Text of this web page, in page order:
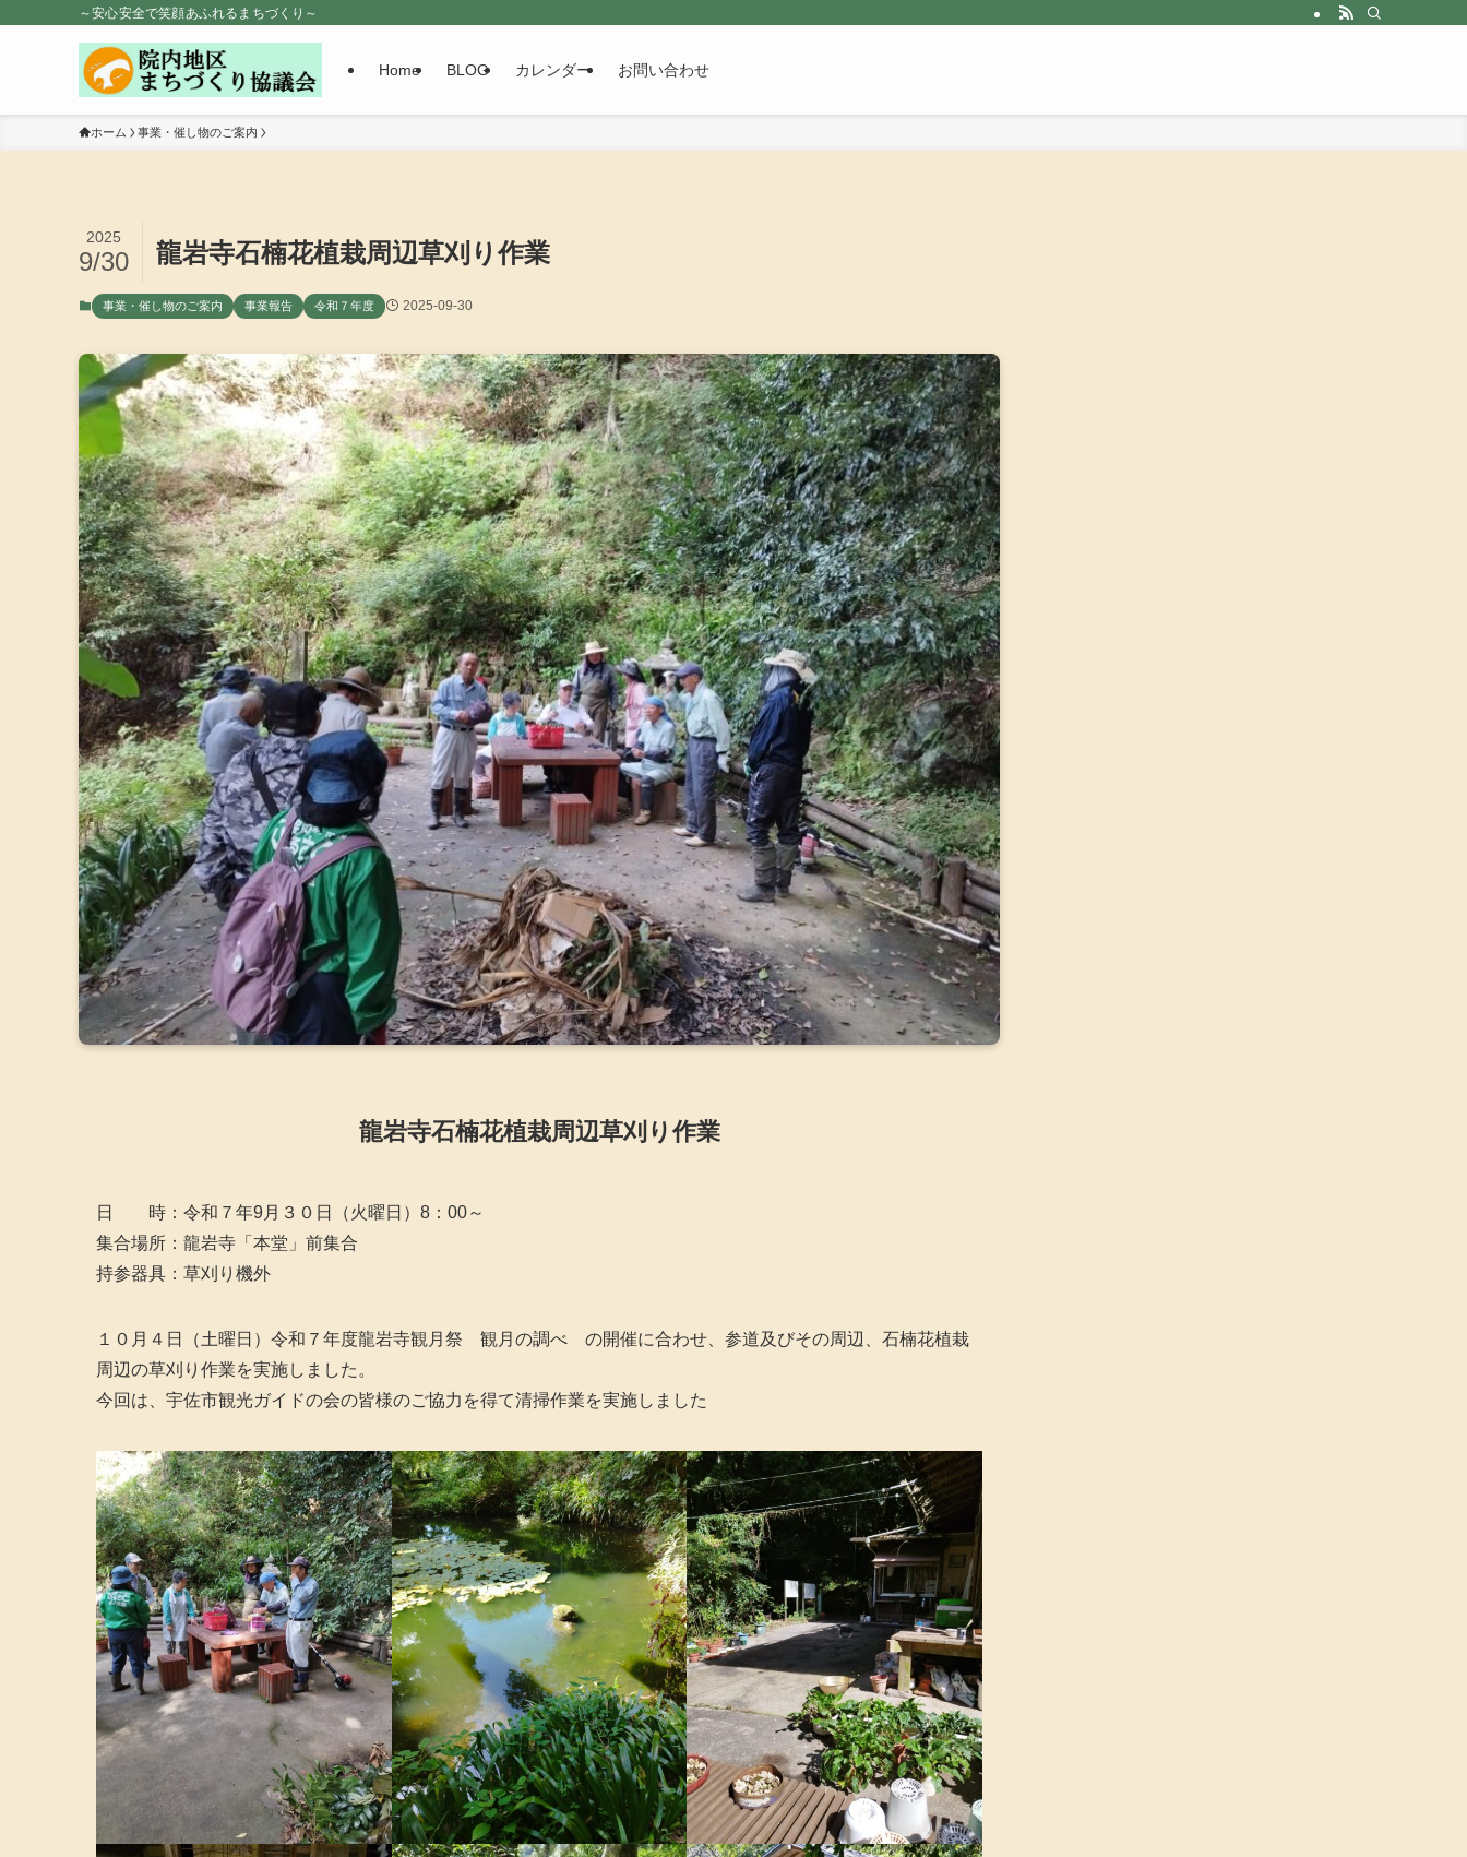
～安心安全で笑顔あふれるまちづくり～
Home BLOG カレンダー お問い合わせ
ホーム 事業・催し物のご案内
龍岩寺石楠花植栽周辺草刈り作業
2025
9/30
事業・催し物のご案内 事業報告 令和７年度 2025-09-30
龍岩寺石楠花植栽周辺草刈り作業
日 時：令和７年9月３０日（火曜日）8：00～
集合場所：龍岩寺「本堂」前集合
持参器具：草刈り機外
１０月４日（土曜日）令和７年度龍岩寺観月祭 観月の調べ の開催に合わせ、参道及びその周辺、石楠花植栽
周辺の草刈り作業を実施しました。
今回は、宇佐市観光ガイドの会の皆様のご協力を得て清掃作業を実施しました